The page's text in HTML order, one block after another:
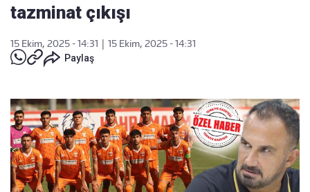
tazminat çıkışı
15 Ekim, 2025 - 14:31
15 Ekim, 2025 - 14:31
Paylaş